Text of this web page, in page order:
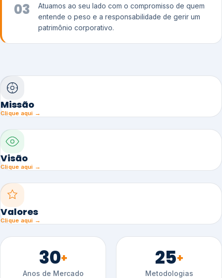
03
Atuamos ao seu lado com o compromisso de quem
entende o peso e a responsabilidade de gerir um
patrimônio corporativo.
Missão
Clique aqui →
Visão
Clique aqui →
Valores
Clique aqui →
30+
Anos de Mercado
25+
Metodologias